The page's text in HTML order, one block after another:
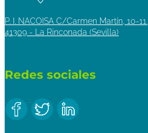
P. I. NACOISA C/Carmen Martín, 10-11.
41309 - La Rinconada (Sevilla)
Redes sociales